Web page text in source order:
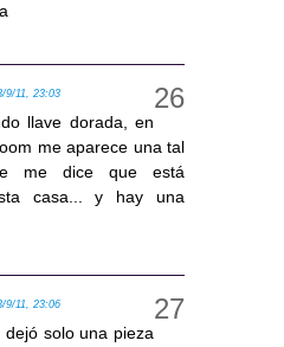
9/11, 23:03
llave dorada, en
me aparece una tal
me dice que está
casa... y hay una
9/11, 23:06
solo una pieza